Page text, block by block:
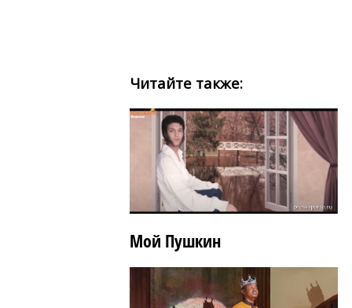
Читайте также:
Мой Пушкин